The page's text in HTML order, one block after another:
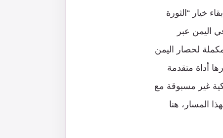
خيار “الثورة
اليمن عبر
لحصار اليمن
أداة متقدمة
غير مسبوقة مع
المسار، هنا